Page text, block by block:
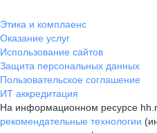
Этика и комплаенс
Оказание услуг
Использование сайтов
Защита персональных данных
Пользовательское соглашение
ИТ аккредитация
На информационном ресурсе
рекомендательные технологии